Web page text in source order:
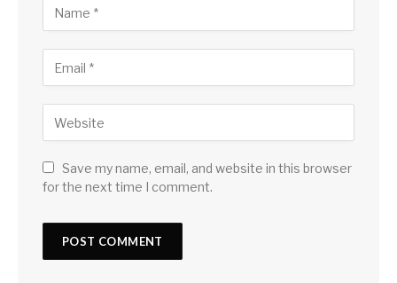
Save my name, email, and website in this browser
for the next time I comment.